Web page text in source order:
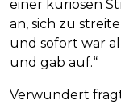
einer kuriosen
an, sich zu
und sofort war
und gab auf.“
Verwundert